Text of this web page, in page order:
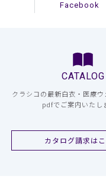
Facebook
CATALOG
クラシコの最新白衣・医療
pdfでご案内いたし
カタログ請求は